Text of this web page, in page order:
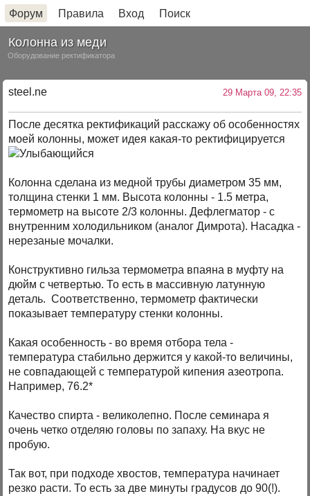
Форум Правила Вход Поиск
Колонна из меди
Оборудование ректификатора
steel.ne 29 Марта 09, 22:35
После десятка ректификаций расскажу об особенностях
моей колонны, может идея какая-то ректифицируется
Колонна сделана из медной трубы диаметром 35 мм,
толщина стенки 1 мм. Высота колонны - 1.5 метра,
термометр на высоте 2/3 колонны. Дефлегматор - с
внутренним холодильником (аналог Димрота). Насадка -
нерезаные мочалки.
Конструктивно гильза термометра впаяна в муфту на
дюйм с четвертью. То есть в массивную латунную
деталь. Соответственно, термометр фактически
показывает температуру стенки колонны.
Какая особенность - во время отбора тела -
температура стабильно держится у какой-то величины,
не совпадающей с температурой кипения азеотропа.
Например, 76.2*
Качество спирта - великолепно. После семинара я
очень четко отделяю головы по запаху. На вкус не
пробую.
Так вот, при подходе хвостов, температура начинает
резко расти. То есть за две минуты градусов до 90(!).